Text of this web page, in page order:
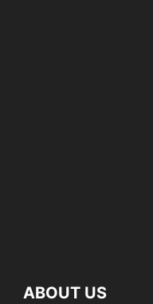
ABOUT US